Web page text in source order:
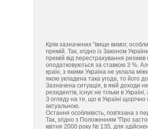
Крім зазначених "вище вимог,
премій. Так, згідно із Законом
премій від перестрахування
оподатковуються за ставкою 3 %.
країн, з якими Україна не уклала
якою укладена така угода, то його
Зазначена ситуація, в якій доходи
резидентів, існує не тільки в
З огляду на те, що в Україні
актуальною.
Остання особливість, пов'язана з
Так, згідно з Положенням "Про
квітня 2000 року № 135, для